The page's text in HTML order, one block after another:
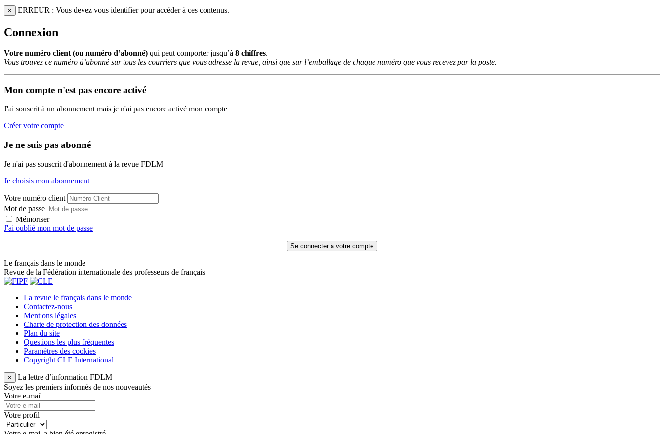
× ERREUR : Vous devez vous identifier pour accéder à ces contenus.
Connexion
Votre numéro client (ou numéro d’abonné) qui peut comporter jusqu’à 8 chiffres.
Vous trouvez ce numéro d’abonné sur tous les courriers que vous adresse la revue, ainsi que sur l’emballage de chaque numéro que vous recevez par la poste.
Mon compte n'est pas encore activé
J'ai souscrit à un abonnement mais je n'ai pas encore activé mon compte
Créer votre compte
Je ne suis pas abonné
Je n'ai pas souscrit d'abonnement à la revue FDLM
Je choisis mon abonnement
Votre numéro client
Mot de passe
Mémoriser
J'ai oublié mon mot de passe
Le français dans le monde
Revue de la Fédération internationale des professeurs de français
La revue le français dans le monde
Contactez-nous
Mentions légales
Charte de protection des données
Plan du site
Questions les plus fréquentes
Paramètres des cookies
Copyright CLE International
×
La lettre d’information FDLM
Soyez les premiers informés de nos nouveautés
Votre e-mail
Votre profil